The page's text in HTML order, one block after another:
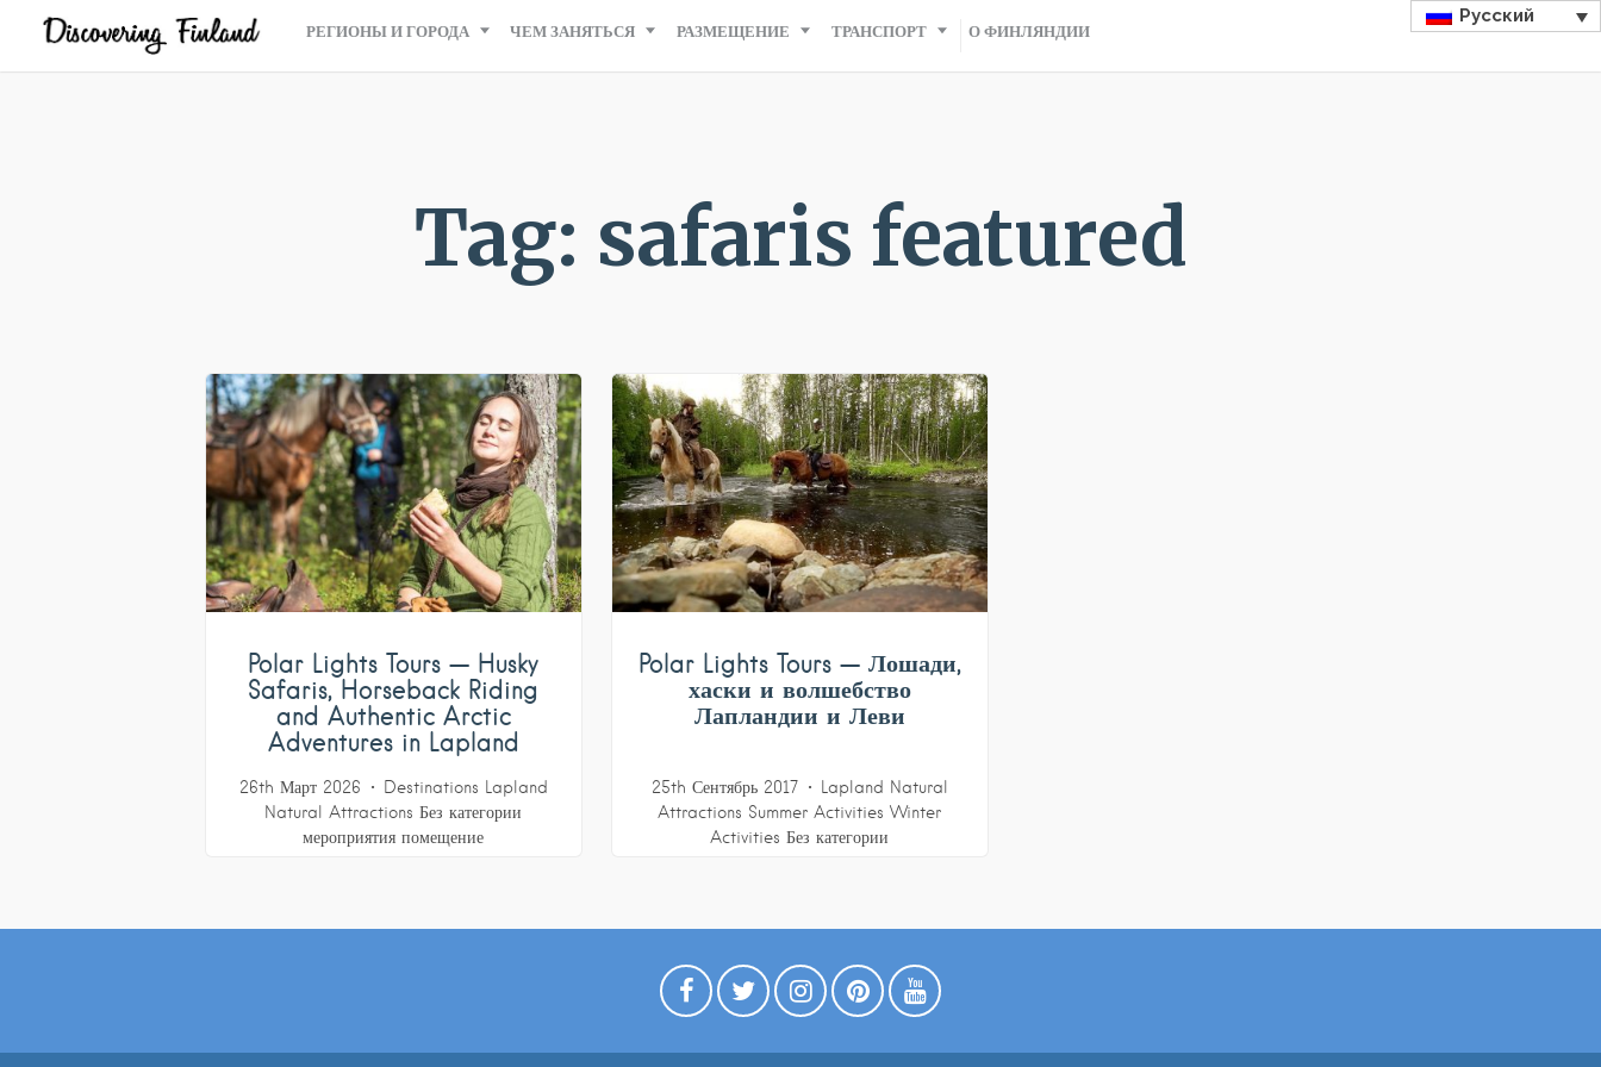
РЕГИОНЫ И ГОРОДА ЧЕМ ЗАНЯТЬСЯ РАЗМЕЩЕНИЕ ТРАНСПОРТ О ФИНЛЯНДИИ
Русский
Tag: safaris featured
Polar Lights Tours — Husky
Safaris, Horseback Riding
and Authentic Arctic
Adventures in Lapland
26th Март 2026 Destinations
Lapland
Natural Attractions Без категории
мероприятия помещение
Polar Lights Tours — Лошади,
хаски и волшебство
Лапландии и Леви
25th Сентябрь 2017 Lapland Natural
Attractions Summer Activities Winter
Activities Без категории